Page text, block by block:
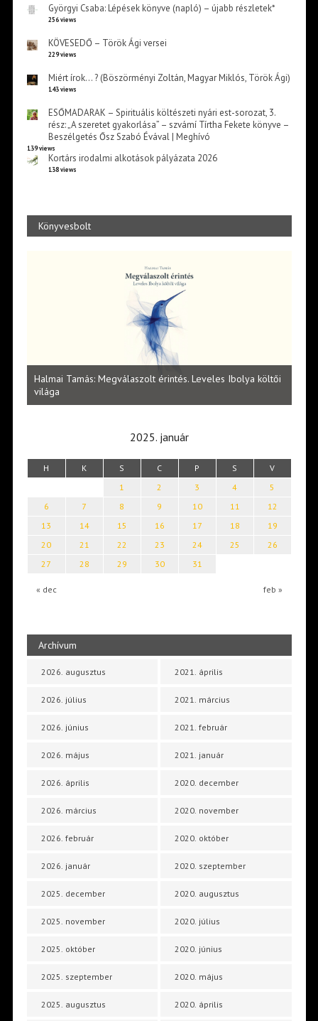
Györgyi Csaba: Lépések könyve (napló) – újabb részletek*
256 views
KÖVESEDŐ – Török Ági versei
229 views
Miért írok… ? (Böszörményi Zoltán, Magyar Miklós, Török Ági)
143 views
ESŐMADARAK – Spirituális költészeti nyári est-sorozat, 3.
rész: „A szeretet gyakorlása” – szvámí Tírtha Fekete könyve –
Beszélgetés Ősz Szabó Évával | Meghívó
139 views
Kortárs irodalmi alkotások pályázata 2026
138 views
Könyvesbolt
Halmai Tamás: Megválaszolt érintés. Leveles Ibolya költői
világa
2025. január
H K S C P S V
« dec feb »
1 2 3 4
5
6
7 8 9 10 11
12
13
14 15 16 17 18
19
20
21 22 23 24 25
26
27
28 29 30 31
Archívum
2026. augusztus
2026. július
2026. június
2026. május
2026. április
2026. március
2026. február
2026. január
2025. december
2025. november
2025. október
2025. szeptember
2025. augusztus
2021. április
2021. március
2021. február
2021. január
2020. december
2020. november
2020. október
2020. szeptember
2020. augusztus
2020. július
2020. június
2020. május
2020. április